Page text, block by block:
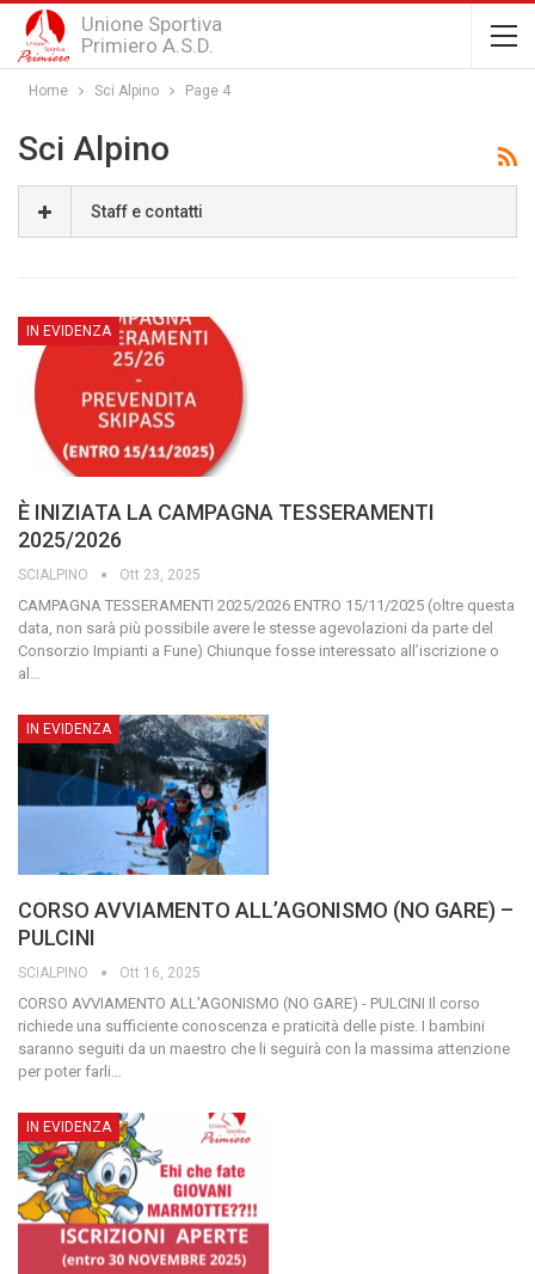
Unione Sportiva
Primiero A.S.D.
Home Sci Alpino Page 4
Sci Alpino
Staff e contatti
IN EVIDENZA
È INIZIATA LA CAMPAGNA TESSERAMENTI
2025/2026
SCIALPINO Ott 23, 2025
CAMPAGNA TESSERAMENTI 2025/2026 ENTRO 15/11/2025 (oltre questa
data, non sarà più possibile avere le stesse agevolazioni da parte del
Consorzio Impianti a Fune) Chiunque fosse interessato all’iscrizione o
al …
IN EVIDENZA
CORSO AVVIAMENTO ALL’AGONISMO (NO GARE) –
PULCINI
SCIALPINO Ott 16, 2025
CORSO AVVIAMENTO ALL'AGONISMO (NO GARE) - PULCINI Il corso
richiede una sufficiente conoscenza e praticità delle piste. I bambini
saranno seguiti da un maestro che li seguirà con la massima attenzione
per poter farli…
IN EVIDENZA